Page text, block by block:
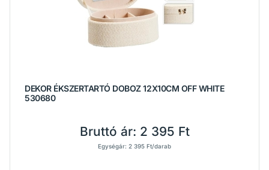
DEKOR ÉKSZERTARTÓ DOBOZ 12X10CM OFF WHITE
530680
Bruttó ár: 2 395 Ft
Egységár: 2 395 Ft/darab